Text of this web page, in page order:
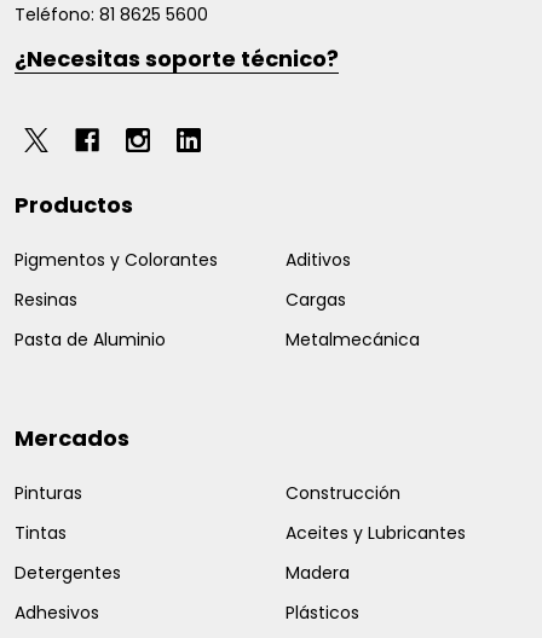
Teléfono: 81 8625 5600
¿Necesitas soporte técnico?
Productos
Pigmentos y Colorantes
Resinas
Pasta de Aluminio
Aditivos
Cargas
Metalmecánica
Mercados
Pinturas
Tintas
Detergentes
Adhesivos
Construcción
Aceites y Lubricantes
Madera
Plásticos